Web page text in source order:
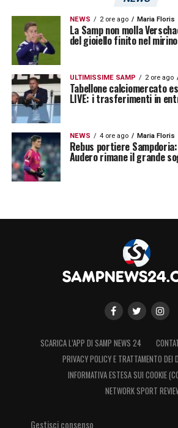
NEWS 2 ore ago Maria Floris
La Samp non molla
del gioiello finito nel
ULTIMISSIME SAMP 2 ore ago
Tabellone calciomercato
LIVE: i trasferimenti in
NEWS 4 ore ago Maria Floris
Rebus portiere
Audero rimane il grande
SCARICA L’APP DI SAMP NEWS 24
PRIVACY POLICY E TRATTAMENTO DEI
INFORMATIVA ESTESA SUI COOKIE
NETWORK SPORT
Gestisci consenso